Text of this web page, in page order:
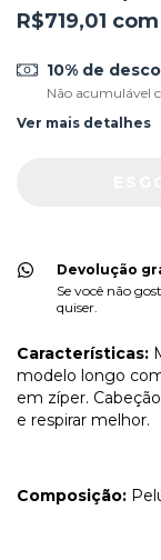
R$719,01 com
10% de
Não acumulável
Ver mais detalhes
Devolução
Se você não
quiser.
Características:
modelo longo
em zíper.
e respirar melhor.
Composição: